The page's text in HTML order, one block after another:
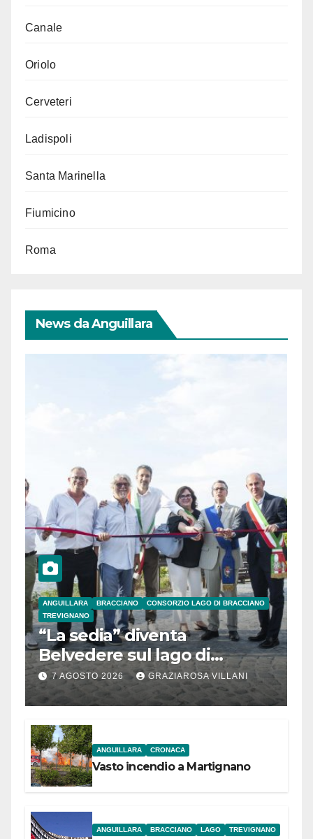
Canale
Oriolo
Cerveteri
Ladispoli
Santa Marinella
Fiumicino
Roma
News da Anguillara
ANGUILLARA BRACCIANO
CONSORZIO LAGO DI BRACCIANO
TREVIGNANO
“La sedia” diventa
Belvedere sul lago di
Bracciano: ieri
l’inaugurazione
7 AGOSTO 2026 GRAZIAROSA VILLANI
ANGUILLARA CRONACA
Vasto incendio a Martignano
ANGUILLARA BRACCIANO LAGO TREVIGNANO